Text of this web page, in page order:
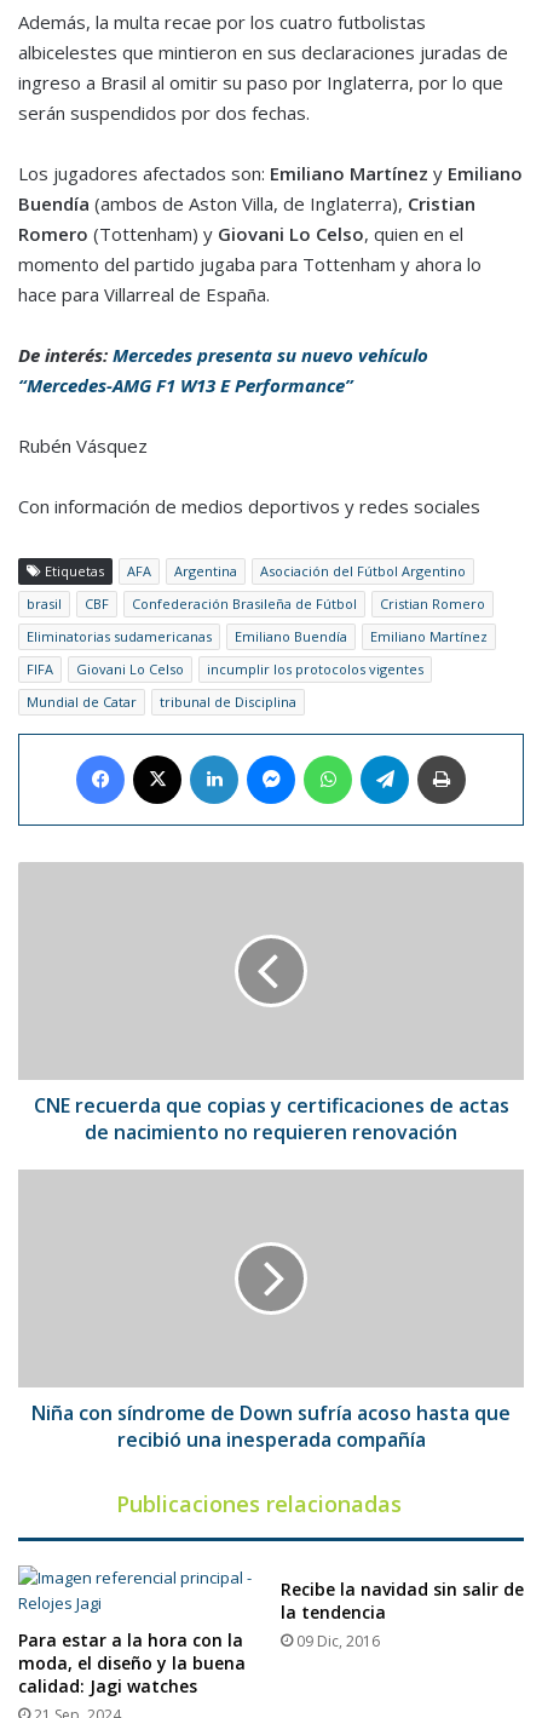
Además, la multa recae por los cuatro futbolistas
albicelestes que mintieron en sus declaraciones juradas de
ingreso a Brasil al omitir su paso por Inglaterra, por lo que
serán suspendidos por dos fechas.
Los jugadores afectados son: Emiliano Martínez y Emiliano
Buendía (ambos de Aston Villa, de Inglaterra), Cristian
Romero (Tottenham) y Giovani Lo Celso, quien en el
momento del partido jugaba para Tottenham y ahora lo
hace para Villarreal de España.
De interés: Mercedes presenta su nuevo vehículo
“Mercedes-AMG F1 W13 E Performance”
Rubén Vásquez
Con información de medios deportivos y redes sociales
Etiquetas AFA Argentina
Asociación del Fútbol Argentino
brasil
CBF Confederación Brasileña de Fútbol
Cristian Romero
Eliminatorias sudamericanas
Emiliano Buendía
Emiliano Martínez
FIFA
Giovani Lo Celso
incumplir los protocolos vigentes
Mundial de Catar
tribunal de Disciplina
Facebook LinkedIn MessengerWhatsAppTelegram
de
nacimiento
CNE recuerda que copias y certificaciones de actas
de nacimiento no requieren renovación
que
recibió
Niña con síndrome de Down sufría acoso hasta que
recibió una inesperada compañía
Publicaciones relacionadas
Para estar a la hora con la
moda, el diseño y la buena
calidad: Jagi watches
Recibe la navidad sin salir de
la tendencia
09 Dic, 2016